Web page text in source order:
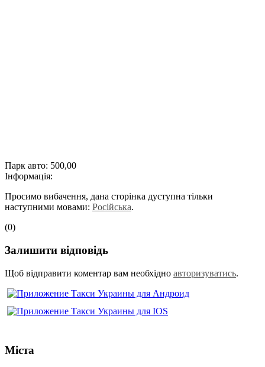
Парк авто: 500,00
Інформація:
Просимо вибачення, дана сторінка дуступна тільки
наступними мовами: Російська.
(0)
Залишити відповідь
Щоб відправити коментар вам необхідно авторизуватись.
Міста